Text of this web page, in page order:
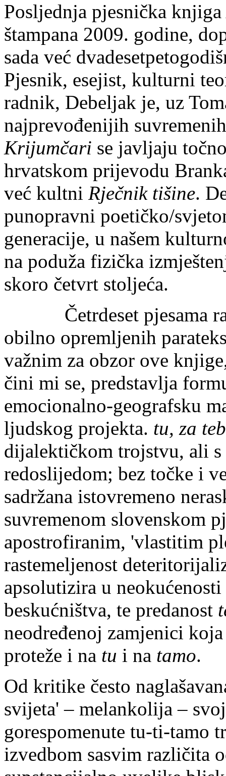
Posljednja pjesnička
štampana 2009. godine,
sada već
Pjesnik, esejist, kulturni
radnik, Debeljak je, uz
najprevođenijih
Krijumčari se javljaju
hrvatskom prijevodu
već kultni Rječnik tišine.
punopravni poetičko/
generacije, u našem
na poduža fizička
skoro četvrt stoljeća.
Četrdeset pjesama
obilno opremljenih
važnim za obzor ove
čini mi se, predstavlja
emocionalno-geografsku
ljudskog projekta. tu, za
dijalektičkom trojstvu, ali
redoslijedom; bez točke i
sadržana istovremeno
suvremenom slovenskom
apostrofiranim, 'vlastitim
rastemeljenost
apsolutizira u
beskućništva, te predanost
neodređenoj zamjenici
proteže i na tu i na tamo.
Od kritike često
svijeta' – melankolija –
gorespomenute tu-ti-tamo
izvedbom sasvim različita